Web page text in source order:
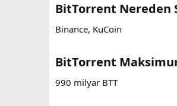
BitTorrent Nereden
Binance, KuCoin
BitTorrent
990 milyar BTT